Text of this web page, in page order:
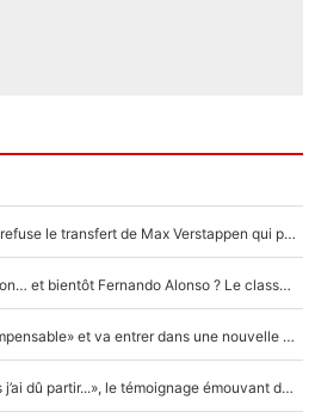
F1 - Une légende de McLaren refuse le transfert de Max Verstappen qui pourrait «faire des vagues» et plomber l'ambiance dans l'équipe
Max Verstappen, Lewis Hamilton… et bientôt Fernando Alonso ? Le classement des pilotes les mieux payés en Formule 1 risque de changer !
F1 - Alpine signe un accord «impensable» et va entrer dans une nouvelle dimension : Grande nouvelle pour Pierre Gasly !
F1 : « Je lui ai fait un câlin, puis j’ai dû partir...», le témoignage émouvant de Max Verstappen sur sa fille